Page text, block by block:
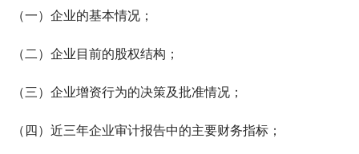
（一）企业的基本情况；
（二）企业目前的股权结构；
（三）企业增资行为的决策及批准情况；
（四）近三年企业审计报告中的主要财务指标；